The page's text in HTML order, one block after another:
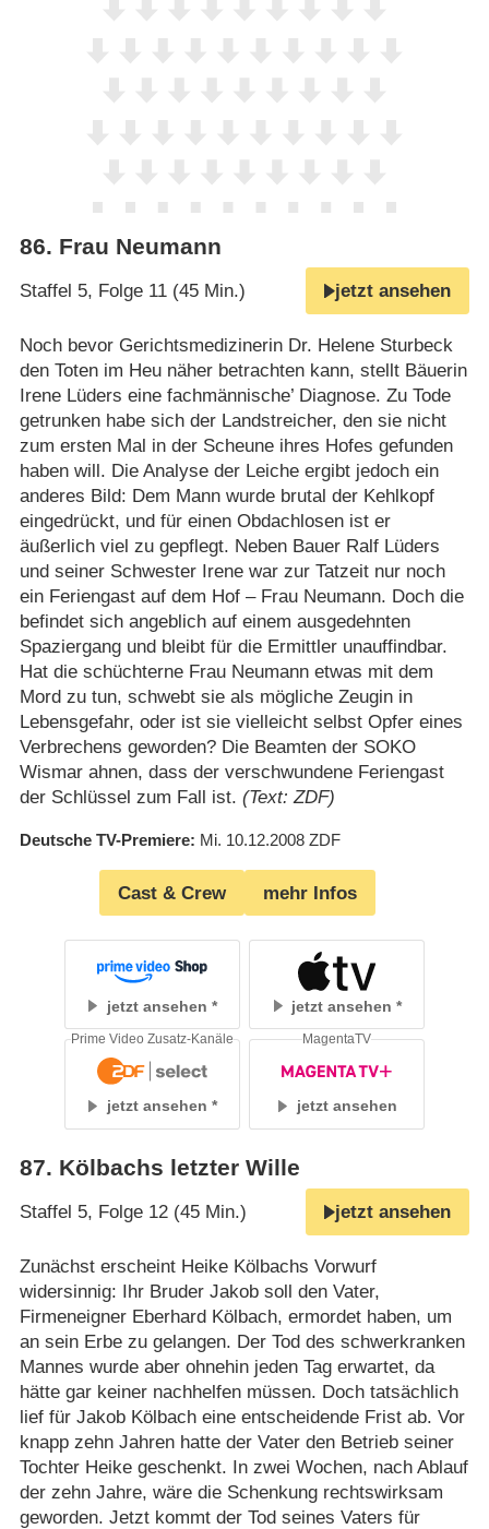
86. Frau Neumann
Staffel 5, Folge 11 (45 Min.) jetzt ansehen
Noch bevor Gerichtsmedizinerin Dr. Helene Sturbeck
den Toten im Heu näher betrachten kann, stellt Bäuerin
Irene Lüders eine fachmännische’ Diagnose. Zu Tode
getrunken habe sich der Landstreicher, den sie nicht
zum ersten Mal in der Scheune ihres Hofes gefunden
haben will. Die Analyse der Leiche ergibt jedoch ein
anderes Bild: Dem Mann wurde brutal der Kehlkopf
eingedrückt, und für einen Obdachlosen ist er
äußerlich viel zu gepflegt. Neben Bauer Ralf Lüders
und seiner Schwester Irene war zur Tatzeit nur noch
ein Feriengast auf dem Hof – Frau Neumann. Doch die
befindet sich angeblich auf einem ausgedehnten
Spaziergang und bleibt für die Ermittler unauffindbar.
Hat die schüchterne Frau Neumann etwas mit dem
Mord zu tun, schwebt sie als mögliche Zeugin in
Lebensgefahr, oder ist sie vielleicht selbst Opfer eines
Verbrechens geworden? Die Beamten der SOKO
Wismar ahnen, dass der verschwundene Feriengast
der Schlüssel zum Fall ist. (Text: ZDF)
Deutsche TV-Premiere Mi. 10.12.2008 ZDF
Cast & Crew mehr Infos
jetzt ansehen jetzt ansehen
jetzt ansehen
Prime Video Zusatz-Kanäle
jetzt ansehen
MagentaTV
87. Kölbachs letzter Wille
Staffel 5, Folge 12 (45 Min.) jetzt ansehen
Zunächst erscheint Heike Kölbachs Vorwurf
widersinnig: Ihr Bruder Jakob soll den Vater,
Firmeneigner Eberhard Kölbach, ermordet haben, um
an sein Erbe zu gelangen. Der Tod des schwerkranken
Mannes wurde aber ohnehin jeden Tag erwartet, da
hätte gar keiner nachhelfen müssen. Doch tatsächlich
lief für Jakob Kölbach eine entscheidende Frist ab. Vor
knapp zehn Jahren hatte der Vater den Betrieb seiner
Tochter Heike geschenkt. In zwei Wochen, nach Ablauf
der zehn Jahre, wäre die Schenkung rechtswirksam
geworden. Jetzt kommt der Tod seines Vaters für